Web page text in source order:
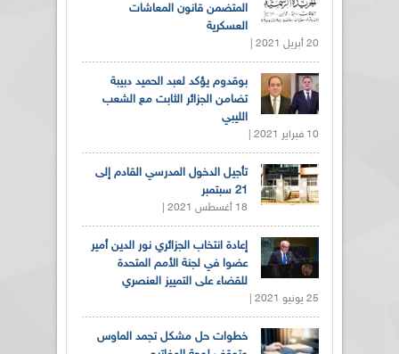
المتضمن قانون المعاشات
العسكرية
20 أبريل 2021 |
بوقدوم يؤكد لعبد الحميد دبيبة
تضامن الجزائر الثابت مع الشعب
الليبي
10 فبراير 2021 |
تأجيل الدخول المدرسي القادم إلى
21 سبتمبر
18 أغسطس 2021 |
إعادة انتخاب الجزائري نور الدين أمير
عضوا في لجنة الأمم المتحدة
للقضاء على التمييز العنصري
25 يونيو 2021 |
خطوات حل مشكل تجمد الماوس